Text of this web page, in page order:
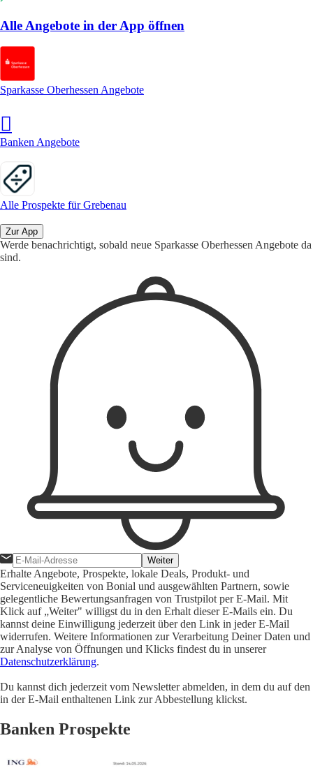
Alle Angebote in der App öffnen
Sparkasse Oberhessen Angebote
Banken Angebote
Alle Prospekte für Grebenau
Zur App
Werde benachrichtigt, sobald neue Sparkasse Oberhessen Angebote da
sind.
Weiter
Erhalte Angebote, Prospekte, lokale Deals, Produkt- und
Serviceneuigkeiten von Bonial und ausgewählten Partnern, sowie
gelegentliche Bewertungsanfragen von Trustpilot per E-Mail. Mit
Klick auf „Weiter" willigst du in den Erhalt dieser E-Mails ein. Du
kannst deine Einwilligung jederzeit über den Link in jeder E-Mail
widerrufen. Weitere Informationen zur Verarbeitung Deiner Daten und
zur Analyse von Öffnungen und Klicks findest du in unserer
Datenschutzerklärung.
Du kannst dich jederzeit vom Newsletter abmelden, in dem du auf den
in der E-Mail enthaltenen Link zur Abbestellung klickst.
Banken Prospekte